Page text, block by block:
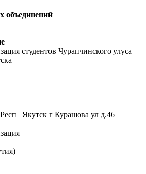
объединений
студентов Чурапчинского улуса
Якутск г Курашова ул д.46